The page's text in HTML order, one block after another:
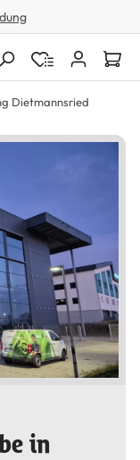
Dietmannsried
in